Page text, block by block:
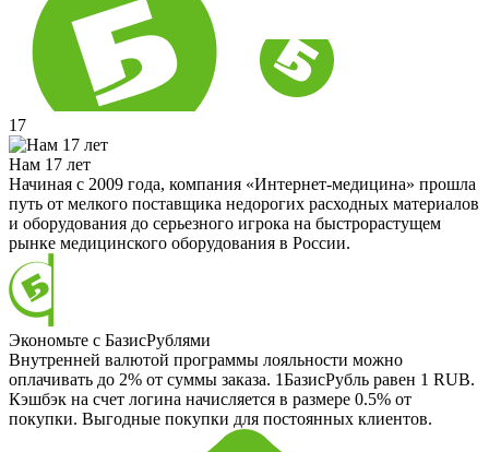
17
Нам 17 лет
Начиная с 2009 года, компания «Интернет-медицина» прошла
путь от мелкого поставщика недорогих расходных материалов
и оборудования до серьезного игрока на быстрорастущем
рынке медицинского оборудования в России.
Экономьте с БазисРублями
Внутренней валютой программы лояльности можно
оплачивать до 2% от суммы заказа. 1БазисРубль равен 1 RUB.
Кэшбэк на счет логина начисляется в размере 0.5% от
покупки. Выгодные покупки для постоянных клиентов.